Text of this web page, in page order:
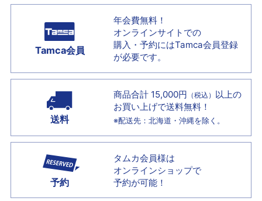
Tamca会員
年会費無料！
オンラインサイトでの
購入・予約にはTamca会員登録
が必要です。
送料
商品合計 15,000円 （税込） 以上の
お買い上げで送料無料！
※配送先：北海道・沖縄を除く。
予約
タムカ会員様は
オンラインショップで
予約が可能！